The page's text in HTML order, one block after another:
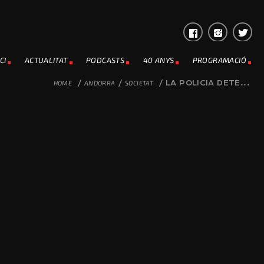
ACTUALITAT PODCASTS 40 ANYS PROGRAMACIÓ
HOME / ANDORRA / SOCIETAT / LA POLICIA DETÉ...